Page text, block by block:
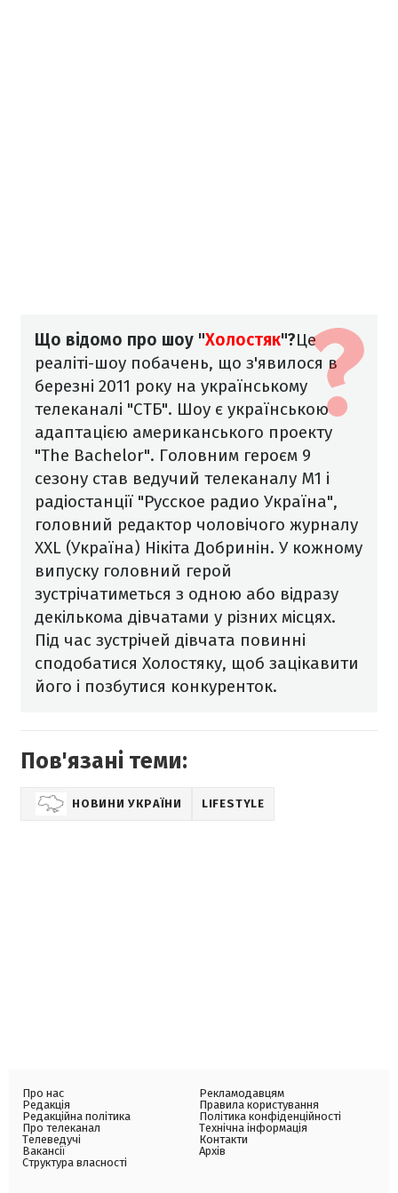
Що відомо про шоу "Холостяк"?Це
реаліті-шоу побачень, що з'явилося в
березні 2011 року на українському
телеканалі "СТБ". Шоу є українською
адаптацією американського проекту
"The Bachelor". Головним героєм 9
сезону став ведучий телеканалу М1 і
радіостанції "Русское радио Україна",
головний редактор чоловічого журналу
XXL (Україна) Нікіта Добринін. У кожному
випуску головний герой
зустрічатиметься з одною або відразу
декількома дівчатами у різних місцях.
Під час зустрічей дівчата повинні
сподобатися Холостяку, щоб зацікавити
його і позбутися конкуренток.
Пов'язані теми:
НОВИНИ УКРАЇНИ LIFESTYLE
Про нас
Редакція
Редакційна політика
Про телеканал
Телеведучі
Вакансії
Структура власності
Рекламодавцям
Правила користування
Політика конфіденційності
Технічна інформація
Контакти
Архів